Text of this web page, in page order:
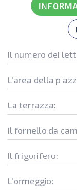
Il numero dei
L'area della
La terrazza:
Il fornello da
Il frigorifero:
L'ormeggio: